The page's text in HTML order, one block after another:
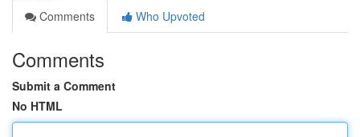
Comments
Who Upvoted
Comments
Submit a Comment
No HTML